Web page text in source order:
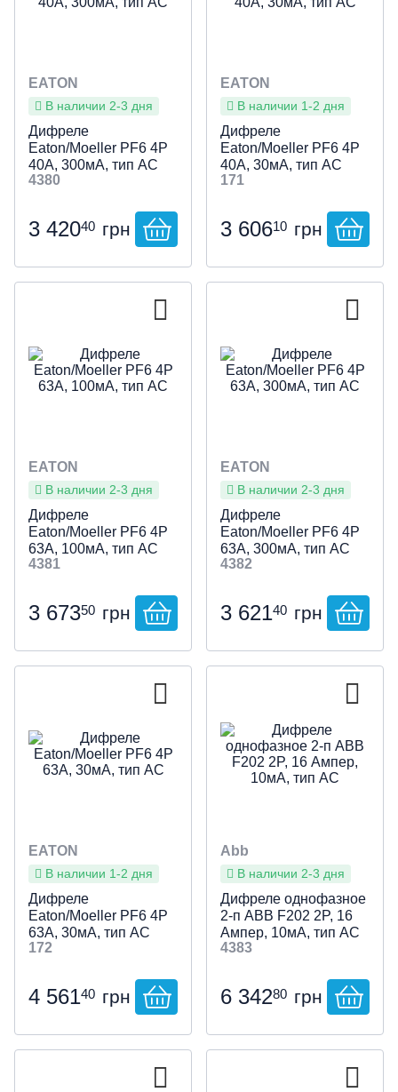
EATON
В наличии 2-3 дня
Дифреле
Eaton/Moeller PF6 4P
40А, 300мА, тип АС
4380
3 42040 грн
EATON
В наличии 1-2 дня
Дифреле
Eaton/Moeller PF6 4P
40А, 30мА, тип АС
171
3 60610 грн
EATON
В наличии 2-3 дня
Дифреле
Eaton/Moeller PF6 4P
63А, 100мА, тип АС
4381
3 67350 грн
EATON
В наличии 2-3 дня
Дифреле
Eaton/Moeller PF6 4P
63А, 300мА, тип АС
4382
3 62140 грн
EATON
В наличии 1-2 дня
Дифреле
Eaton/Moeller PF6 4P
63А, 30мА, тип АС
172
4 56140 грн
Abb
В наличии 2-3 дня
Дифреле однофазное
2-п ABB F202 2P, 16
Ампер, 10мА, тип АС
4383
6 34280 грн